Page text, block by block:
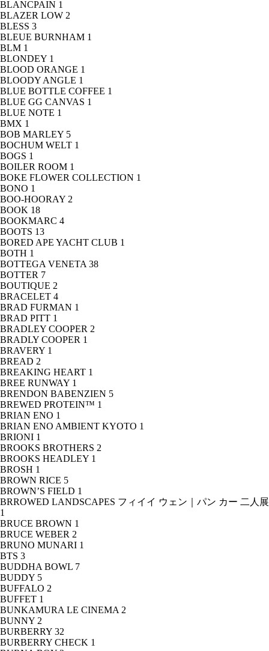
BLANCPAIN 1
BLAZER LOW 2
BLESS 3
BLEUE BURNHAM 1
BLM 1
BLONDEY 1
BLOOD ORANGE 1
BLOODY ANGLE 1
BLUE BOTTLE COFFEE 1
BLUE GG CANVAS 1
BLUE NOTE 1
BMX 1
BOB MARLEY 5
BOCHUM WELT 1
BOGS 1
BOILER ROOM 1
BOKE FLOWER COLLECTION 1
BONO 1
BOO-HOORAY 2
BOOK 18
BOOKMARC 4
BOOTS 13
BORED APE YACHT CLUB 1
BOTH 1
BOTTEGA VENETA 38
BOTTER 7
BOUTIQUE 2
BRACELET 4
BRAD FURMAN 1
BRAD PITT 1
BRADLEY COOPER 2
BRADLY COOPER 1
BRAVERY 1
BREAD 2
BREAKING HEART 1
BREE RUNWAY 1
BRENDON BABENZIEN 5
BREWED PROTEIN™ 1
BRIAN ENO 1
BRIAN ENO AMBIENT KYOTO 1
BRIONI 1
BROOKS BROTHERS 2
BROOKS HEADLEY 1
BROSH 1
BROWN RICE 5
BROWN’S FIELD 1
BRROWED LANDSCAPES フィイイ ウェン｜パン カー 二人展
1
BRUCE BROWN 1
BRUCE WEBER 2
BRUNO MUNARI 1
BTS 3
BUDDHA BOWL 7
BUDDY 5
BUFFALO 2
BUFFET 1
BUNKAMURA LE CINEMA 2
BUNNY 2
BURBERRY 32
BURBERRY CHECK 1